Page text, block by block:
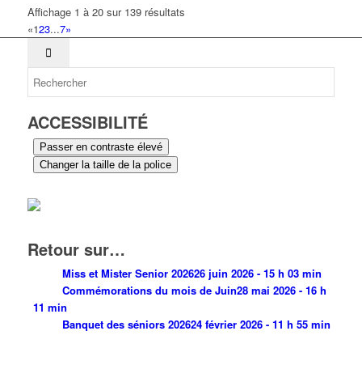
Affichage 1 à 20 sur 139 résultats
«123...7»
ACCESSIBILITÉ
Passer en contraste élevé
Changer la taille de la police
Retour sur…
Miss et Mister Senior 202626 juin 2026 - 15 h 03 min
Commémorations du mois de Juin28 mai 2026 - 16 h
11 min
Banquet des séniors 202624 février 2026 - 11 h 55 min